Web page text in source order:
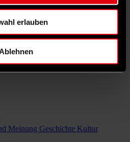
erlauben
Meinung Geschichte Kultur